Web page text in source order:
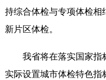
持综合体检与专项体检
新片区体检。
我省将在落实国家指
实际设置城市体检特色指